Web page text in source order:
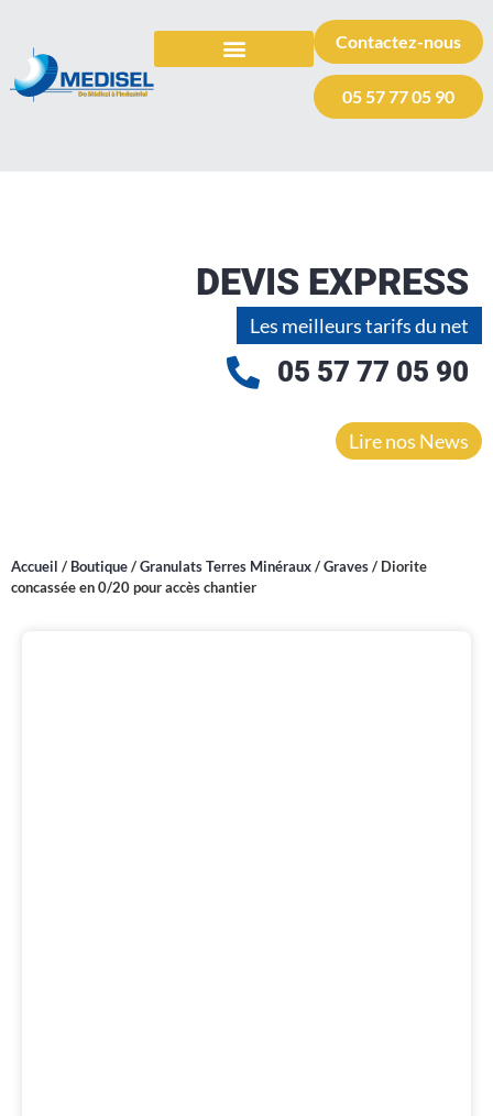
Contactez-nous
05 57 77 05 90
DEVIS EXPRESS
Les meilleurs tarifs du net
05 57 77 05 90
Lire nos News
Accueil / Boutique/Granulats Terres Minéraux/Graves/ Diorite
concassée en 0/20 pour accès chantier